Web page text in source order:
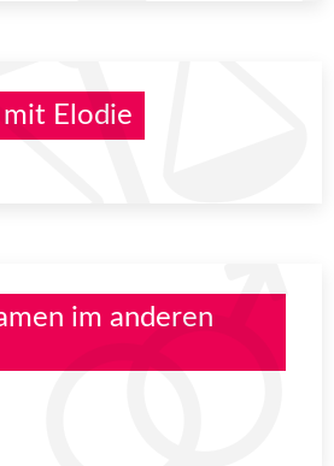
Elodie
im anderen